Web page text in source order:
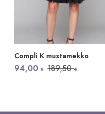
Compli K mustamekko
189,50€
Alkuperäinen
hinta
94,00€
Nykyinen
hinta